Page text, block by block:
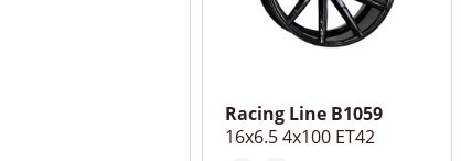
Racing Line B1059
16x6.5 4x100 ET42